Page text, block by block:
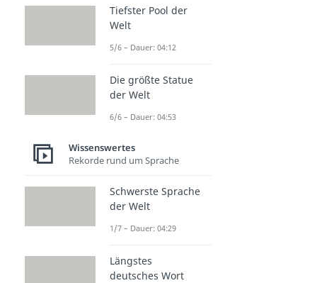
Tiefster Pool der
Welt
5/6 – Dauer: 04:12
Die größte Statue
der Welt
6/6 – Dauer: 04:53
Wissenswertes
Rekorde rund um Sprache
Schwerste Sprache
der Welt
1/7 – Dauer: 04:29
Längstes
deutsches Wort